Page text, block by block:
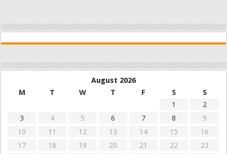
August 2026
M
T W T F S
S
1
2
3
4 5 6 7 8
9
10
11 12 13 14 15
16
17
18 19 20 21 22
23